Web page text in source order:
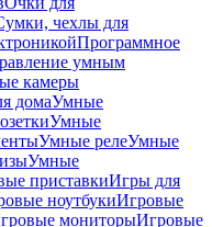
чехлы для
Программное
умным
камеры
домаУмные
Умные
Умные релеУмные
Умные
приставкиИгры для
ноутбукиИгровые
мониторыИгровые